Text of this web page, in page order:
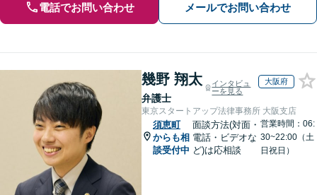
電話でお問い合わせ メールでお問い合わせ
幾野 翔太
弁護士
インタビュ
ーを見る
大阪府
東京スタートアップ法律事務所 大阪支店
須恵町
からも相
談受付中
面談方法(対面・
電話・ビデオな
ど)は応相談
営業時間：06:
30~22:00（土
日祝日）